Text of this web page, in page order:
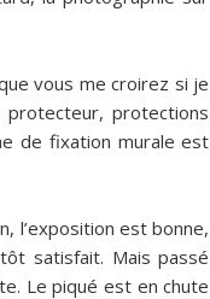
vous me croirez si je
protecteur, protections
de fixation murale est
l’exposition est bonne,
satisfait. Mais passé
Le piqué est en chute